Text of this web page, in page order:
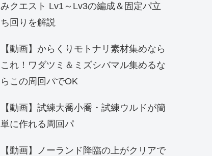
みクエスト Lv1～Lv3の編成＆固定パ立
ち回りを解説
【動画】からくりモトナリ素材集めなら
これ！ワダツミ＆ミズシバマル集めるな
らこの周回パでOK
【動画】試練大喬小喬・試練ウルドが簡
単に作れる周回パ
【動画】ノーランド降臨の上がクリアで